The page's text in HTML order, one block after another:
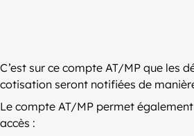
C’est sur ce compte AT/MP que les
cotisation seront notifiées de
Le compte AT/MP permet
accès :